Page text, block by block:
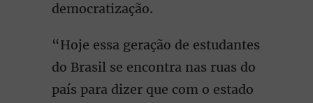
democratização.
“Hoje essa geração de estudantes
do Brasil se encontra nas ruas do
país para dizer que com o estado